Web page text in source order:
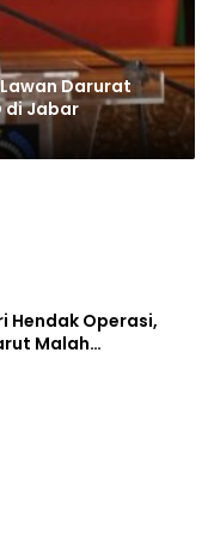
Darurat
di Jabar
Hendak Operasi,
Malah
11 Pengacara